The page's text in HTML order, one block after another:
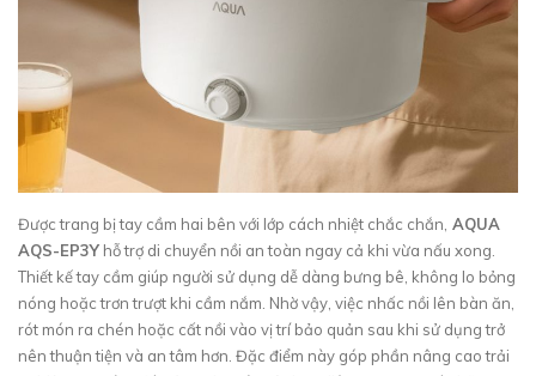
Được trang bị tay cầm hai bên với lớp cách nhiệt chắc chắn, AQUA
AQS-EP3Y hỗ trợ di chuyển nồi an toàn ngay cả khi vừa nấu xong.
Thiết kế tay cầm giúp người sử dụng dễ dàng bưng bê, không lo bỏng
nóng hoặc trơn trượt khi cầm nắm. Nhờ vậy, việc nhấc nồi lên bàn ăn,
rót món ra chén hoặc cất nồi vào vị trí bảo quản sau khi sử dụng trở
nên thuận tiện và an tâm hơn. Đặc điểm này góp phần nâng cao trải